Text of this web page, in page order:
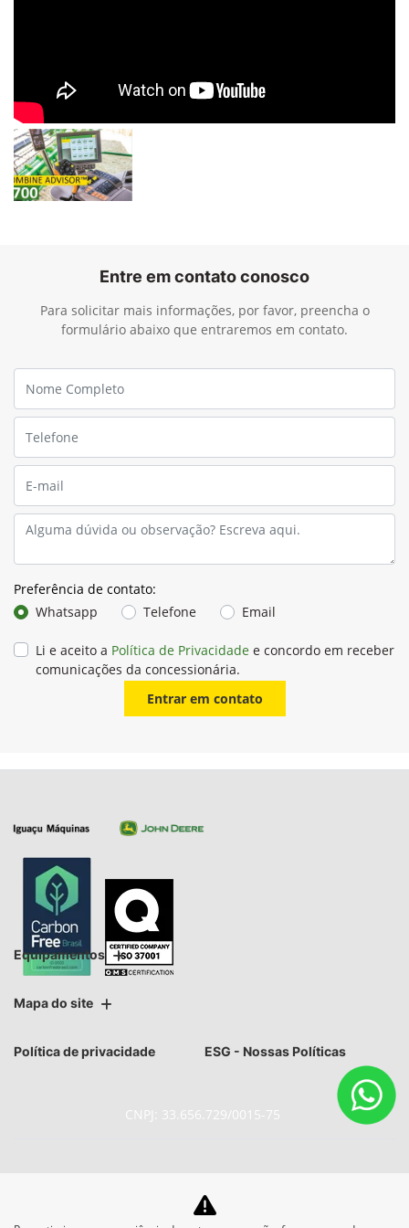
Entre em contato conosco
Para solicitar mais informações, por favor, preencha o
formulário abaixo que entraremos em contato.
Preferência de contato:
Whatsapp
Telefone Email
Li e aceito a Política de Privacidade e concordo em receber
comunicações da concessionária.
Entrar em contato
Equipamentos
Mapa do site
Política de privacidade ESG - Nossas Políticas
CNPJ: 33.656.729/0015-75